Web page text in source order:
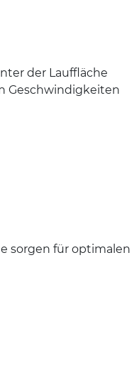
der Lauffläche
Geschwindigkeiten
sorgen für optimalen